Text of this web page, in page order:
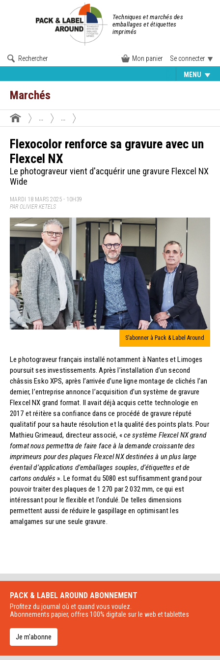
Techniques et marchés des
emballages et étiquettes
imprimés
Rechercher Mon panier Se connecter
MENU
Marchés
Flexocolor renforce sa gravure avec un
Flexcel NX
Le photograveur vient d'acquérir une gravure Flexcel NX
Wide
MARDI 18 MARS 2025 - 10H39
PAR OLIVIER KETELS
S’abonner à Pack & Label Around
Le photograveur français installé notamment à Nantes et Limoges
poursuit ses investissements. Après l’installation d’un second
châssis Esko XPS, après l’arrivée d’une ligne montage de clichés l’an
dernier, l’entreprise annonce l’acquisition d’un système de gravure
Flexcel NX grand format. Il avait déjà acquis cette technologie en
2017 et réitère sa confiance dans ce procédé de gravure réputé
qualitatif pour sa haute résolution et la qualité des points plats. Pour
Mathieu Grimeaud, directeur associé, «ce système Flexcel NX grand
format nous permettra de faire face à la demande croissante des
imprimeurs pour des plaques Flexcel NX destinées à un plus large
éventail d’applications d’emballages souples, d’étiquettes et de
cartons ondulés ». Le format du 5080 est suffisamment grand pour
pouvoir traiter des plaques de 1 270 par 2 032 mm, ce qui est
intéressant pour le flexible et l’ondulé. De telles dimensions
permettent aussi de réduire le gaspillage en optimisant les
amalgames sur une seule gravure.
PACK & LABEL AROUND ABONNEMENT
Profitez du journal où et quand vous voulez.
Abonnements papier, offres 100% digitale sur le web et tablettes
Je m'abonne